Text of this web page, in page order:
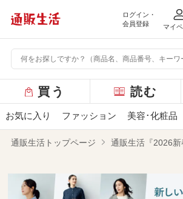
ログイン・
会員登録
マイ
ー
バ
買う 読む
お気に入り ファッション 美容･化粧品
通販生活トップページ 通販生活『2026新